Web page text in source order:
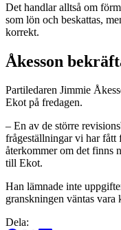
Det handlar alltså om
som lön och beskattas,
korrekt.
Åkesson
Partiledaren Jimmie
Ekot på fredagen.
– En av de större
frågeställningar vi har
återkommer om det finns
till Ekot.
Han lämnade inte
granskningen väntas vara
Dela: